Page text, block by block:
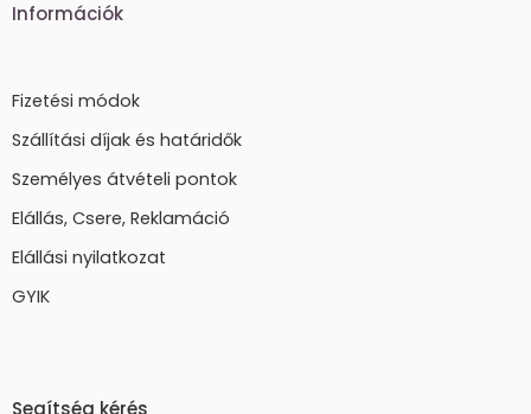
Információk
Fizetési módok
Szállítási díjak és határidők
Személyes átvételi pontok
Elállás, Csere, Reklamáció
Elállási nyilatkozat
GYIK
Segítség kérés